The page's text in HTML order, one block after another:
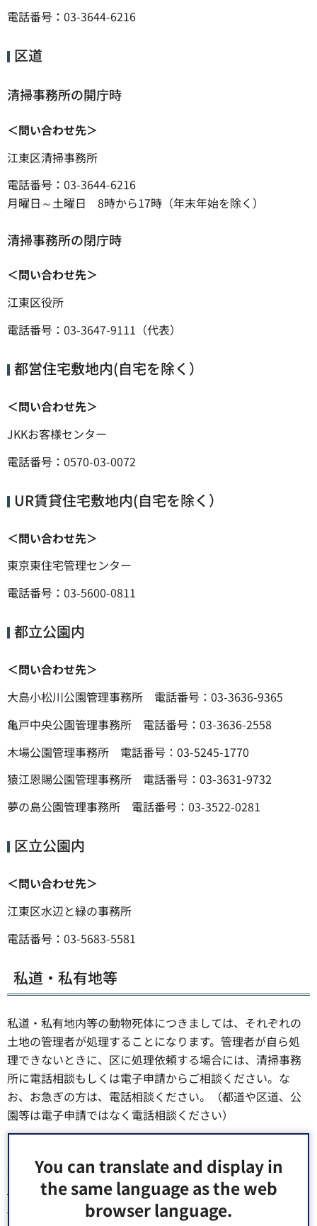
You can translate and display in
the same language as the web
browser language.
電話番号：03-3644-6216
区道
清掃事務所の開庁時
＜問い合わせ先＞
江東区清掃事務所
電話番号：03-3644-6216
月曜日～土曜日 8時から17時（年末年始を除く）
清掃事務所の閉庁時
＜問い合わせ先＞
江東区役所
電話番号：03-3647-9111（代表）
都営住宅敷地内(自宅を除く）
＜問い合わせ先＞
JKKお客様センター
電話番号：0570-03-0072
UR賃貸住宅敷地内(自宅を除く）
＜問い合わせ先＞
東京東住宅管理センター
電話番号：03-5600-0811
都立公園内
＜問い合わせ先＞
大島小松川公園管理事務所 電話番号：03-3636-9365
亀戸中央公園管理事務所 電話番号：03-3636-2558
木場公園管理事務所 電話番号：03-5245-1770
猿江恩賜公園管理事務所 電話番号：03-3631-9732
夢の島公園管理事務所 電話番号：03-3522-0281
区立公園内
＜問い合わせ先＞
江東区水辺と緑の事務所
電話番号：03-5683-5581
私道・私有地等
私道・私有地内等の動物死体につきましては、それぞれの
土地の管理者が処理することになります。管理者が自ら処
理できないときに、区に処理依頼する場合には、清掃事務
所に電話相談もしくは電子申請からご相談ください。な
お、お急ぎの方は、電話相談ください。（都道や区道、公
園等は電子申請ではなく電話相談ください）
専用フォーム：
https://logoform.jp/form/Pwvm/1385843（外部サイトへ
リンク）（別ウィンドウで開きます）